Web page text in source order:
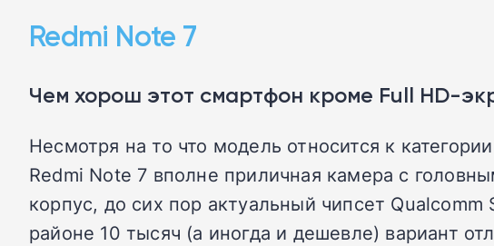
Redmi Note 7
Чем хорош этот смартфон кроме Full HD-
Несмотря на то что модель относится к
Redmi Note 7 вполне приличная камера с
корпус, до сих пор актуальный чипсет
районе 10 тысяч (а иногда и дешевле) вариант